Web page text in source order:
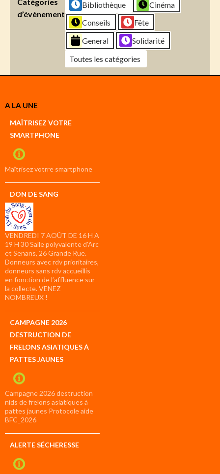
d’évènement
Bibliothèque
Cinéma
Conseils
Fête
General
Solidarité
Toutes les catégories
Créer
compte
compte
A LA UNE
MAÎTRISEZ VOTRE
SMARTPHONE
Maîtrisez votrre smartphone
DON DE SANG
VENDREDI 7 AOÛT DE 16 H A
19 H 30 Salle polyvalente d’Arc
et Senans, 26 Grande Rue.
Donneurs avec rdv prioritaires,
donneurs sans rdv accueillis
en fonction de l’affluence sur
la collecte. VENEZ
NOMBREUX !
CAMPAGNE 2026
DESTRUCTION DE
FRELONS ASIATIQUES À
PATTES JAUNES
Campagne 2026 destruction
nids de frelons asiatiques à
pattes jaunes Protocole aide
BFC_2026
ALERTE SÉCHERESSE